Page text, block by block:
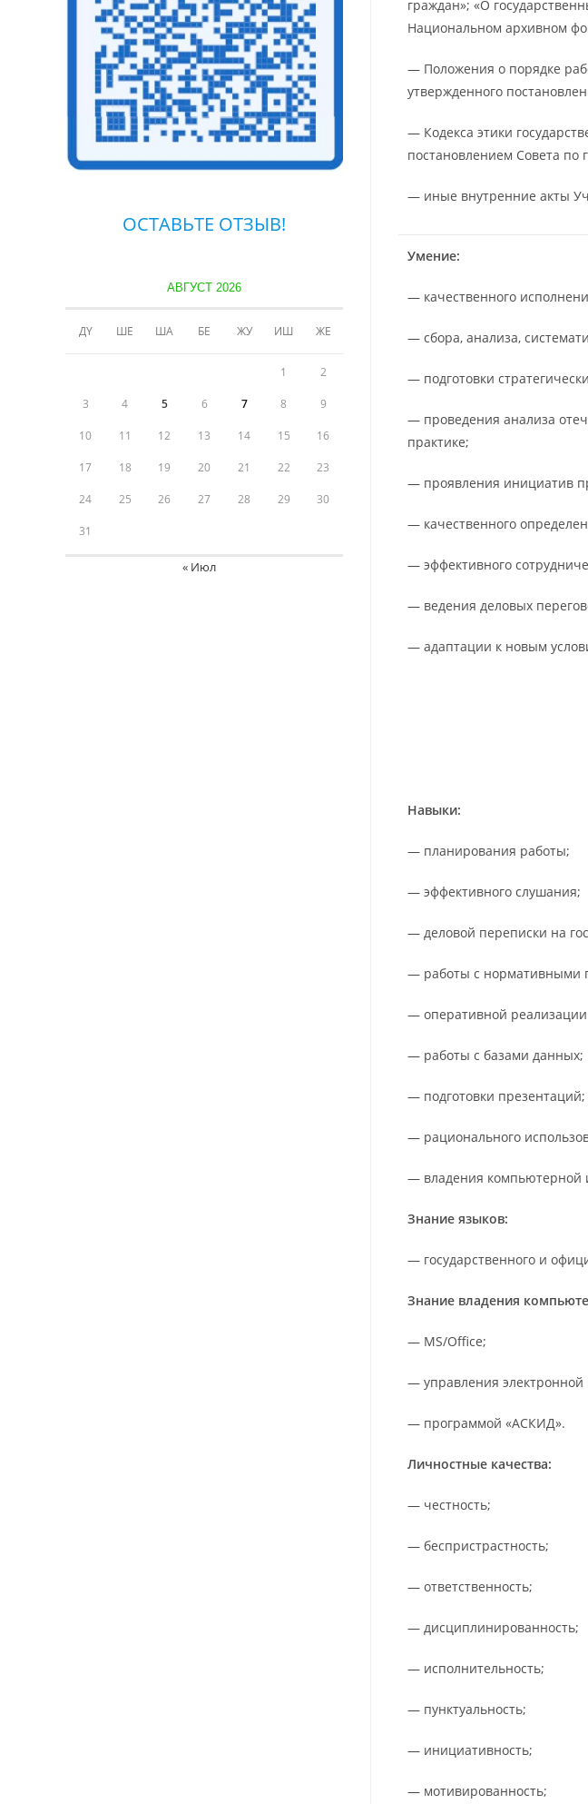
граждан»; «О
Национальном архивном
— Положения о порядке
утвержденного
— Кодекса этики
постановлением Совета по
— иные внутренние акты
Умение:
— качественного
— сбора, анализа,
— подготовки
— проведения анализа
практике;
— проявления инициатив
— качественного
— эффективного
— ведения деловых
— адаптации к новым
Навыки:
— планирования работы;
— эффективного слушания;
— деловой переписки на
— работы с нормативными
— оперативной
— работы с базами данных;
— подготовки презентаций;
— рационального
— владения компьютерной
Знание языков:
— государственного и
Знание владения
— MS/Office;
— управления электронной
— программой «АСКИД».
Личностные качества:
— честность;
— беспристрастность;
— ответственность;
— дисциплинированность;
— исполнительность;
— пунктуальность;
— инициативность;
— мотивированность;
ОСТАВЬТЕ ОТЗЫВ!
АВГУСТ 2026
ДҮ ШЕ ША БЕ ЖУ ИШ ЖЕ
1 2
3 4 5 6 7 8 9
10 11 12 13 14 15 16
17 18 19 20 21 22 23
24 25 26 27 28 29 30
31
« Июл